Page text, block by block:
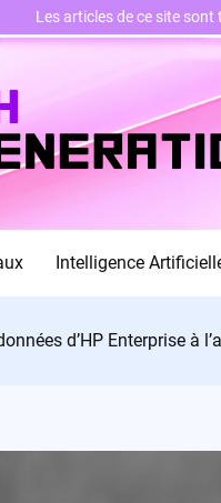
Intelligence
d’HP Enterprise à
Les articles de ce site